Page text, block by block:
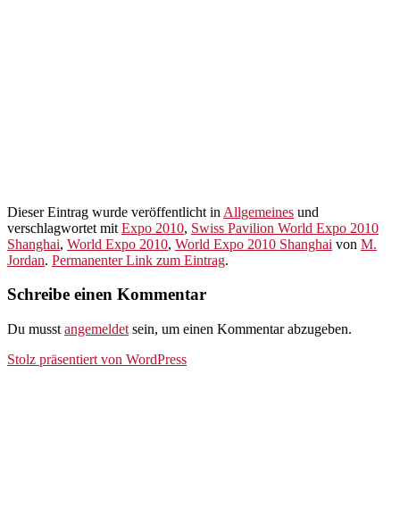
Dieser Eintrag wurde veröffentlicht in Allgemeines und
verschlagwortet mit Expo 2010, Swiss Pavilion World Expo 2010
Shanghai, World Expo 2010, World Expo 2010 Shanghai von M.
Jordan. Permanenter Link zum Eintrag.
Schreibe einen Kommentar
Du musst angemeldet sein, um einen Kommentar abzugeben.
Stolz präsentiert von WordPress